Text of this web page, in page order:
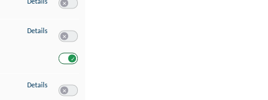
Details zu Analyse von Zielgruppen durch Statistiken oder Kombinationen von
Details zu Entwicklung und Verbesserung der Angebote